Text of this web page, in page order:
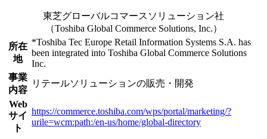
東芝グローバルコマースソリューション社
（Toshiba Global Commerce Solutions, Inc.）
所在
地
*Toshiba Tec Europe Retail Information Systems S.A. has
been integrated into Toshiba Global Commerce Solutions
Inc.
事業
内容
リテールソリューションの販売・開発
Web
サイ
ト
https://commerce.toshiba.com/wps/portal/marketing/?
urile=wcm:path:/en-us/home/global-directory